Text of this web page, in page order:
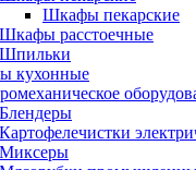
Шкафы пекарские
Шкафы расстоечные
Шпильки
кухонные
Блендеры
Картофелечистки
Миксеры